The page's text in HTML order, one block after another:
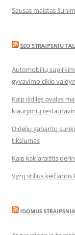
Sausas maistas
SEO STRAIPSNIU
Automobilių
gyvavimo ciklo
Kaip išdilęs ovalas
kiaurymių
Didelių gabaritų
tikslumas
Kaip kaklaraištis
Vyrų stilius keičiantis
IDOMUS